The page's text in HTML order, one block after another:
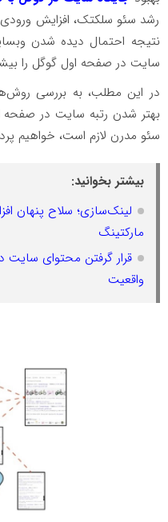
رشد سئو سلکتک، افزایش ورودی
نتیجه احتمال دیده شدن
سایت در صفحه اول گوگل را
در این مطلب، به بررسی
بهتر شدن رتبه سایت در صفحه
سئو مدرن لازم است، خواهیم
بیشتر بخوانید:
لینک‌سازی؛ سلاح پنهان
مارکتینگ
قرار گرفتن محتوای سایت
واقعیت